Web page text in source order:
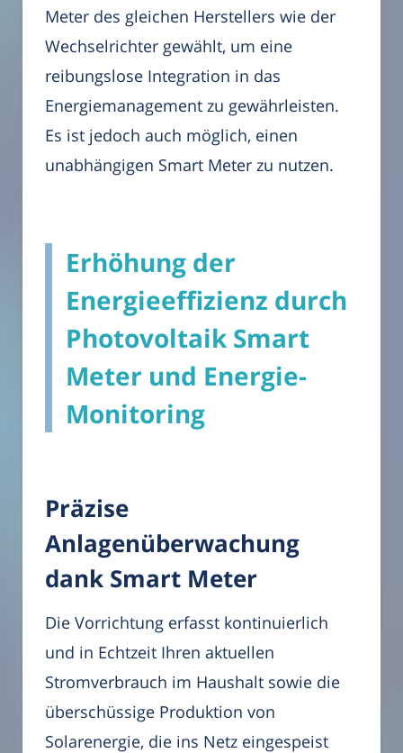
Meter des gleichen Herstellers wie der
Wechselrichter gewählt, um eine
reibungslose Integration in das
Energiemanagement zu gewährleisten.
Es ist jedoch auch möglich, einen
unabhängigen Smart Meter zu nutzen.
Erhöhung der
Energieeffizienz durch
Photovoltaik Smart
Meter und Energie-
Monitoring
Präzise
Anlagenüberwachung
dank Smart Meter
Die Vorrichtung erfasst kontinuierlich
und in Echtzeit Ihren aktuellen
Stromverbrauch im Haushalt sowie die
überschüssige Produktion von
Solarenergie, die ins Netz eingespeist